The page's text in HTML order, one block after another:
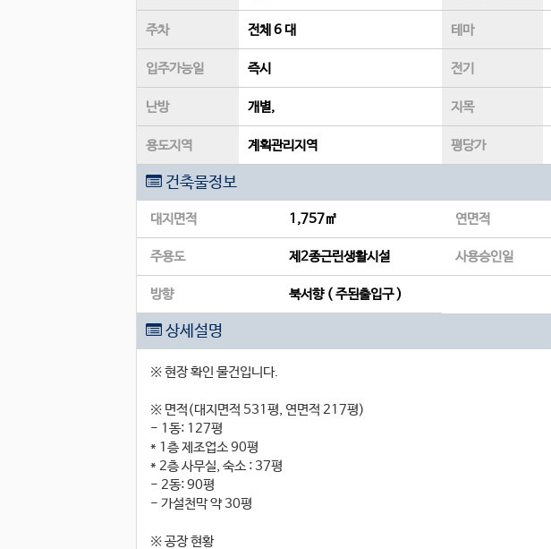
주차 전체 6 대 테마
입주가능일 즉시 전기
난방 개별, 지목
용도지역 계획관리지역 평당가
건축물정보
대지면적 1,757㎡ 연면적
주용도 제2종근린생활시설 사용승인일
방향 북서향 ( 주된출입구 )
상세설명
※ 현장 확인 물건입니다.
※ 면적(대지면적 531평, 연면적 217평)
- 1동: 127평
* 1층 제조업소 90평
* 2층 사무실, 숙소 : 37평
- 2동: 90평
- 가설천막 약 30평
※ 공장 현황